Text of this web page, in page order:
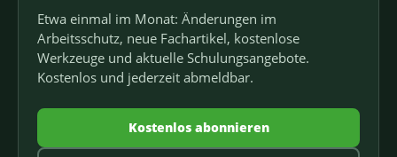
Etwa einmal im Monat: Änderungen im
Arbeitsschutz, neue Fachartikel, kostenlose
Werkzeuge und aktuelle Schulungsangebote.
Kostenlos und jederzeit abmeldbar.
Kostenlos abonnieren